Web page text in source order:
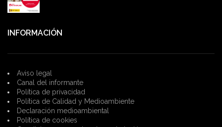
INFORMACIÓN
Aviso legal
Canal del informante
Política de privacidad
Política de Calidad y Medioambiente
Declaración medioambiental
Política de cookies